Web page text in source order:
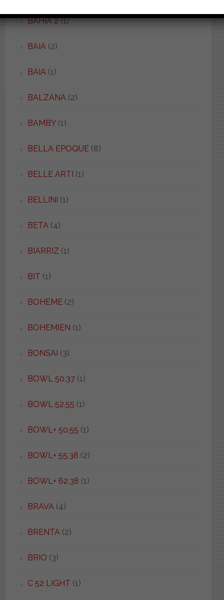
BAHIA 2(1)
BAIA(2)
BAIA(1)
BALZANA(2)
BAMBY(1)
BELLA EPOQUE(8)
BELLE ARTI (1)
BELLINI (1)
BETA(4)
BIARRIZ (1)
BIT (1)
BOHEME(2)
BOHEMIEN (1)
BONSAI (3)
BOWL 50.37(1)
BOWL 52.55 (1)
BOWL+ 50.55 (1)
BOWL+ 55.38 (2)
BOWL+ 62.38 (1)
BRAVA(4)
BRENTA(2)
BRIO (3)
C 52 LIGHT (1)